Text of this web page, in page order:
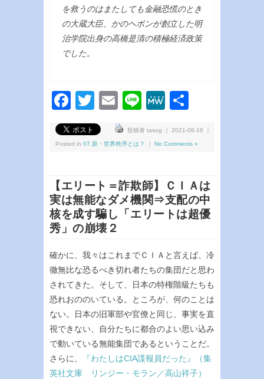
を救うのはまたしても金融恐慌のとき
の大蔵大臣、かのヘボンが創立した明
治学院出身の高橋是清の積極経済政策
でした。
Facebook
Twitter
EmailLineMeWe
投稿者 tasog ｜ 2021-08-16 ｜
Posted in 07.新・世界秩序とは？ No Comments »
【エリート＝詐欺師】ＣＩＡは
実は無能なダメ機関⇒支配の中
核を成す騙し「エリートは超優
秀」の崩壊２
確かに、我々はこれまでＣＩＡと言えば、冷
徹無比な恐るべき切れ者たちの集団だと思わ
されてきた。そして、日本の特権階級たちも
恐れおののいている。ところが、何のことは
ない。日本の旧軍部や官僚と同じ、事実を直
視できない、自分たちに都合のよい思い込み
で動いている無能集団であるということだ。
さらに、
『わたしはCIA諜報員だった』（集
英社文庫 リンジー・モラン／高山祥子）